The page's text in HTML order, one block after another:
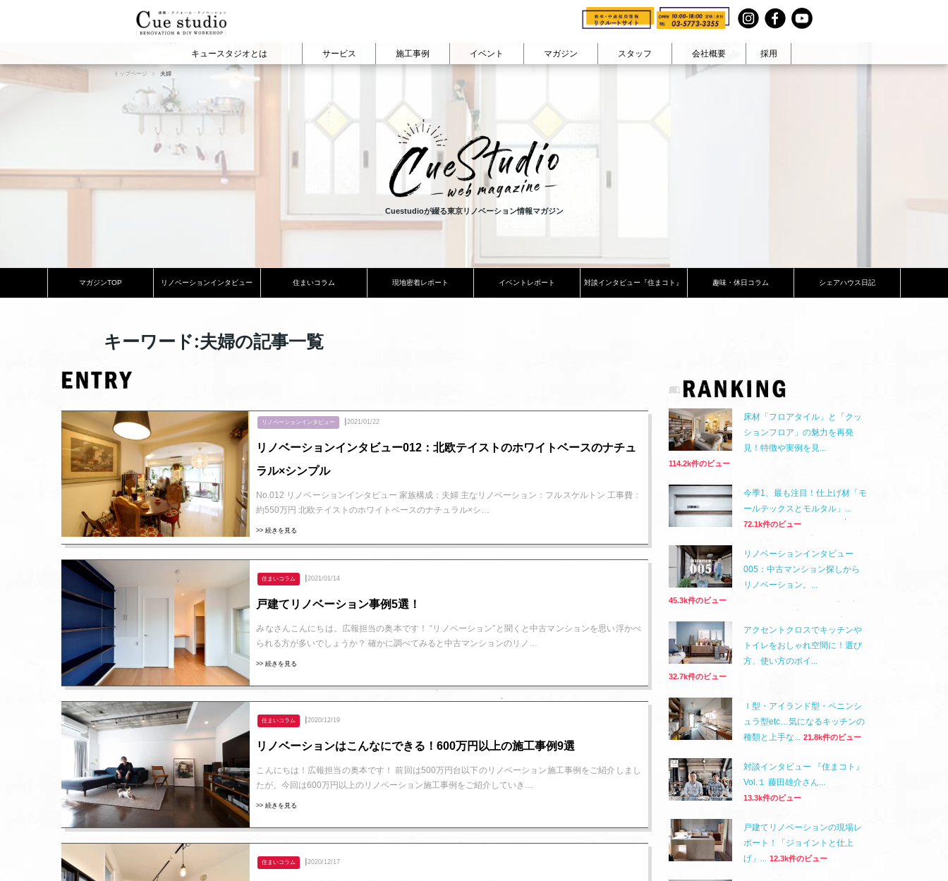
キュースタジオとは
View All
よくあるご質問 FAQ
サービス
リノベーション
耐震+断熱 戸建リノベーション
その他のサービス
施工事例
cuestudioの施工事例
マンションリノベーション
戸建てリノベーション
店舗オフィスリノベーション
新築・注文住宅
賃貸リノベーション
300万円以下
400万円台
500万円台
600万円台
700万円台
800万円以上
部屋の広さで見る
50㎡未満
50㎡台
60㎡台
70㎡台
80㎡台
90㎡以上
ファミリー
イベント マガジン
カテゴリから記事を読む
リノベーションインタビュー
住まいコラム
リノベーション密着レポート
イベントレポート
対談インタビュー『住まコト』
東京道中膝栗毛
シェアハウス日記
スタッフ 会社概要 採用
cuestudioの会社概要
company
会社概要
トップページ 夫婦
Cuestudioが綴る東京リノベーション情報マガジン
マガジンTOP リノベーションインタビュー 住まいコラム 現地密着レポート イベントレポート 対談インタビュー『住まコト』 趣味・休日コラム シェアハウス日記
キーワード:夫婦の記事一覧
リノベーションインタビュー ┃2021/01/22
リノベーションインタビュー012：北欧テイストのホワイトベースのナチュ
ラル×シンプル
No.012 リノベーションインタビュー 家族構成：夫婦 主なリノベーション：フルスケルトン 工事費：
約550万円 北欧テイストのホワイトベースのナチュラル×シ…
>> 続きを見る
住まいコラム ┃2021/01/14
戸建てリノベーション事例5選！
みなさんこんにちは。広報担当の奥本です！ “リノベーション”と聞くと中古マンションを思い浮かべ
られる方が多いでしょうか？ 確かに調べてみると中古マンションのリノ…
>> 続きを見る
住まいコラム ┃2020/12/19
リノベーションはこんなにできる！600万円以上の施工事例9選
こんにちは！広報担当の奥本です！ 前回は500万円台以下のリノベーション施工事例をご紹介しまし
たが、今回は600万円以上のリノベーション施工事例をご紹介していき…
>> 続きを見る
住まいコラム ┃2020/12/17
床材「フロアタイル」と「クッ
ションフロア」の魅力を再発
見！特徴や実例を見...
114.2k件のビュー
今季1、最も注目！仕上げ材「モ
ールテックスとモルタル」...
72.1k件のビュー
リノベーションインタビュー
005：中古マンション探しから
リノベーション。...
45.3k件のビュー
アクセントクロスでキッチンや
トイレをおしゃれ空間に！選び
方、使い方のポイ...
32.7k件のビュー
Ｉ型・アイランド型・ペニンシ
ュラ型etc…気になるキッチンの
種類と上手な... 21.8k件のビュー
対談インタビュー 『住まコト』
Vol.１ 藤田雄介さん...
13.3k件のビュー
戸建てリノベーションの現場レ
ポート！「ジョイントと仕上
げ」... 12.3k件のビュー